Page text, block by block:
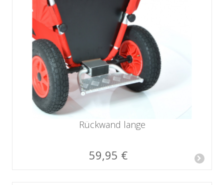
Rückwand lange
59,95 €